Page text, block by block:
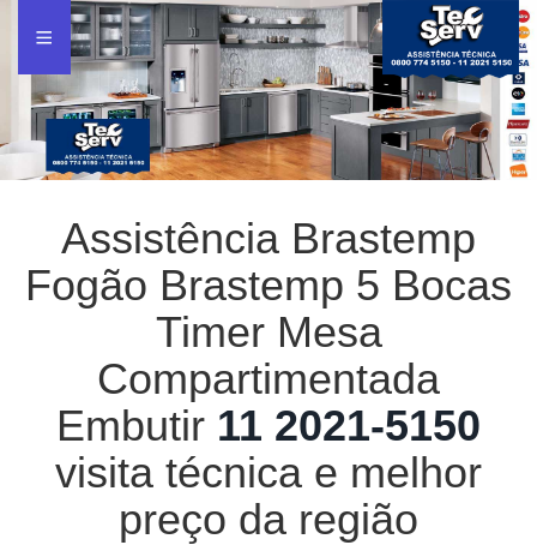
Assistência Brastemp
Fogão Brastemp 5 Bocas
Timer Mesa
Compartimentada
Embutir 11 2021-5150
visita técnica e melhor
preço da região